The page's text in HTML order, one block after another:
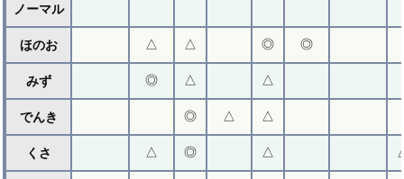
ノーマル
ほのお △ △ ◎ ◎
みず ◎ △ △
でんき ◎ △ △
くさ △ ◎ △